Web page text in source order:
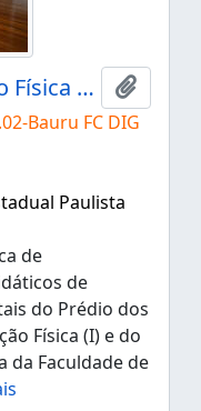
Departamento de Educação Física da FC
Bauru FC DIG
Paulista
de
de
do Prédio dos
Física (I) e do
da Faculdade de